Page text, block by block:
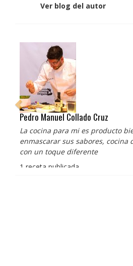
Ver blog del autor
Pedro Manuel Collado Cruz
La cocina para mi es producto
enmascarar sus sabores, cocina
con un toque diferente
1 receta publicada